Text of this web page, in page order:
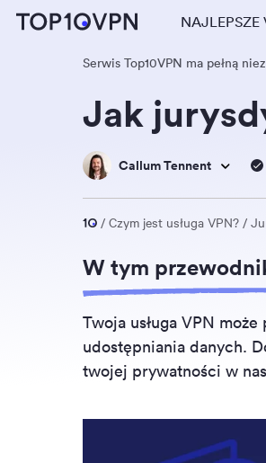
NAJLEPSZE
Serwis Top10VPN ma pełną
Jak
Callum Tennent
Czym jest usługa VPN?
W tym
Twoja usługa VPN
udostępniania danych.
twojej prywatności w